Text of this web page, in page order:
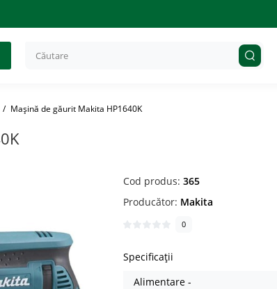
Maşină de găurit Makita HP1640K
Cod produs:365
Producător: Makita
0
Specificații
Alimentare -